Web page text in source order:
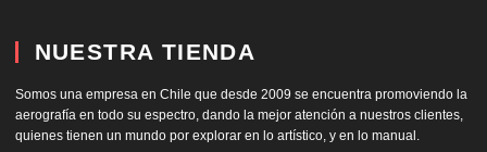
NUESTRA TIENDA
Somos una empresa en Chile que desde 2009 se encuentra promoviendo la
aerografía en todo su espectro, dando la mejor atención a nuestros clientes,
quienes tienen un mundo por explorar en lo artístico, y en lo manual.